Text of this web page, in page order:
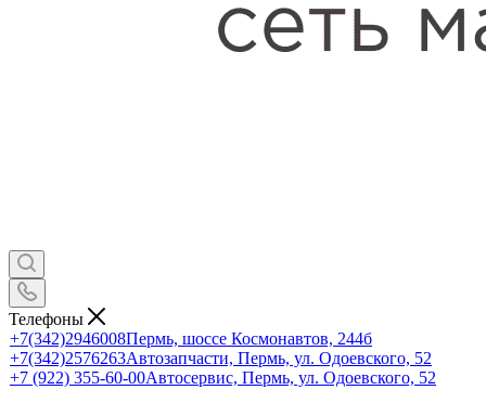
Телефоны
+7(342)2946008Пермь, шоссе Космонавтов, 244б
+7(342)2576263Автозапчасти, Пермь, ул. Одоевского, 52
+7 (922) 355-60-00Автосервис, Пермь, ул. Одоевского, 52